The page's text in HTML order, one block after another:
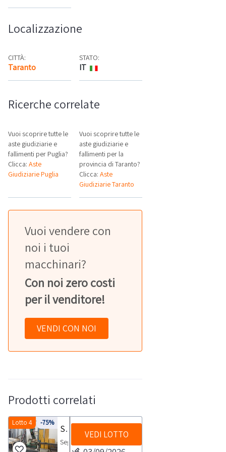
Localizzazione
CITTÀ:
Taranto Mappa
STATO:
IT
Ricerche correlate
Vuoi scoprire tutte le
aste giudiziarie e
fallimenti per Puglia?
Clicca: Aste
Giudiziarie Puglia
Vuoi scoprire tutte le
aste giudiziarie e
fallimenti per la
provincia di Taranto?
Clicca:Aste
Giudiziarie Taranto
Vuoi vendere con
noi i tuoi
macchinari?
Con noi zero costi
per il venditore!
VENDI CON NOI
Prodotti correlati
-75%
Lotto 4
Segatrice Pedrazzoli
Segatrice
VEDI LOTTO